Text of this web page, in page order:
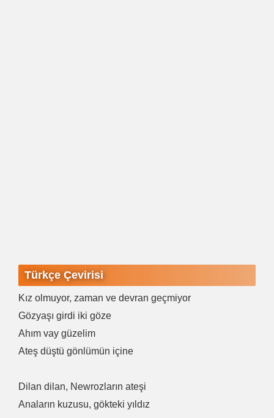
Türkçe Çevirisi
Kız olmuyor, zaman ve devran geçmiyor
Gözyaşı girdi iki göze
Ahım vay güzelim
Ateş düştü gönlümün içine
Dilan dilan, Newrozların ateşi
Anaların kuzusu, gökteki yıldız